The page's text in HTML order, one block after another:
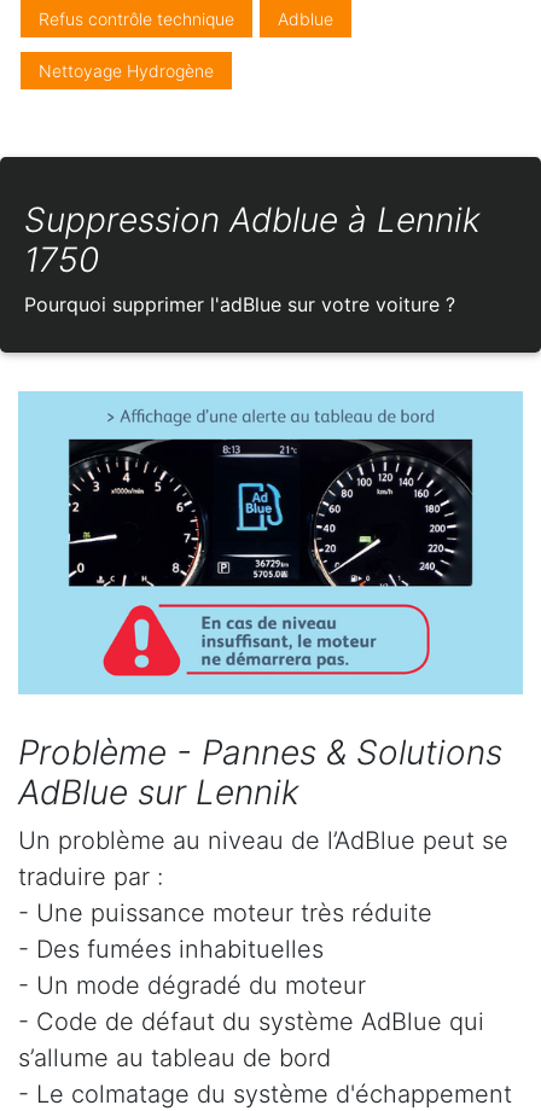
Refus contrôle technique Adblue
Nettoyage Hydrogène
Suppression Adblue à Lennik
1750
Pourquoi supprimer l'adBlue sur votre voiture ?
Problème - Pannes & Solutions
AdBlue sur Lennik
Un problème au niveau de l’AdBlue peut se
traduire par :
- Une puissance moteur très réduite
- Des fumées inhabituelles
- Un mode dégradé du moteur
- Code de défaut du système AdBlue qui
s’allume au tableau de bord
- Le colmatage du système d'échappement